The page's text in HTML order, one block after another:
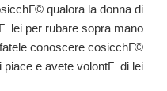
qualora la donna di
lei per rubare sopra mano
conoscere cosicchГ©
piace e avete volontГ di lei.